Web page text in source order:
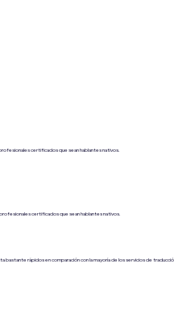
certificados que sean hablantes nativos.
certificados que sean hablantes nativos.
rápidos en comparación con la mayoría de los servicios de